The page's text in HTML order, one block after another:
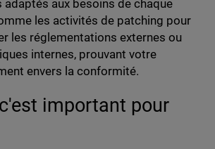
adaptés aux besoins de chaque
les activités de patching pour
les réglementations externes ou
internes, prouvant votre
envers la conformité.
important pour